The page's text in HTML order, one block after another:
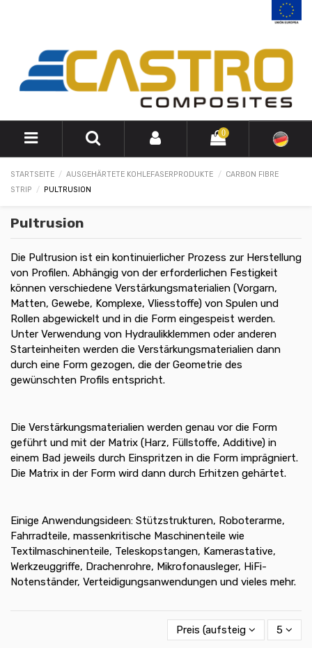
0
STARTSEITE AUSGEHÄRTETE KOHLEFASERPRODUKTE
CARBON FIBRE
STRIP
PULTRUSION
Pultrusion
Die Pultrusion ist ein kontinuierlicher Prozess zur Herstellung
von Profilen. Abhängig von der erforderlichen Festigkeit
können verschiedene Verstärkungsmaterialien (Vorgarn,
Matten, Gewebe, Komplexe, Vliesstoffe) von Spulen und
Rollen abgewickelt und in die Form eingespeist werden.
Unter Verwendung von Hydraulikklemmen oder anderen
Starteinheiten werden die Verstärkungsmaterialien dann
durch eine Form gezogen, die der Geometrie des
gewünschten Profils entspricht.
Die Verstärkungsmaterialien werden genau vor die Form
geführt und mit der Matrix (Harz, Füllstoffe, Additive) in
einem Bad jeweils durch Einspritzen in die Form imprägniert.
Die Matrix in der Form wird dann durch Erhitzen gehärtet.
Einige Anwendungsideen: Stützstrukturen, Roboterarme,
Fahrradteile, massenkritische Maschinenteile wie
Textilmaschinenteile, Teleskopstangen, Kamerastative,
Werkzeuggriffe, Drachenrohre, Mikrofonausleger, HiFi-
Notenständer, Verteidigungsanwendungen und vieles mehr.
Preis (aufsteigend) 5